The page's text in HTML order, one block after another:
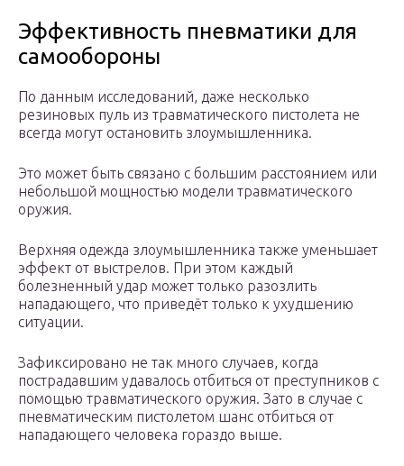
Эффективность пневматики для
самообороны
По данным исследований, даже несколько
резиновых пуль из травматического пистолета не
всегда могут остановить злоумышленника.
Это может быть связано с большим расстоянием или
небольшой мощностью модели травматического
оружия.
Верхняя одежда злоумышленника также уменьшает
эффект от выстрелов. При этом каждый
болезненный удар может только разозлить
нападающего, что приведёт только к ухудшению
ситуации.
Зафиксировано не так много случаев, когда
пострадавшим удавалось отбиться от преступников с
помощью травматического оружия. Зато в случае с
пневматическим пистолетом шанс отбиться от
нападающего человека гораздо выше.